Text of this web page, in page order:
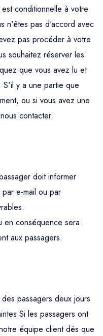
conditionnelle à votre
n'êtes pas d'accord avec
pas procéder à votre
souhaitez réserver les
que vous avez lu et
y a une partie que
ou si vous avez une
contacter.
doit informer
e-mail ou par
en conséquence sera
aux passagers.
passagers deux jours
Si les passagers ont
équipe client dès que